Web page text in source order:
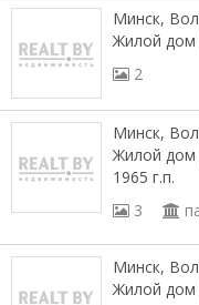
Минск,
Жилой дом
2
Минск,
Жилой дом
1965 г.п.
3
Минск,
Жилой дом